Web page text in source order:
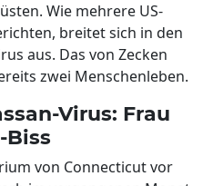
Wie mehrere US-
breitet sich in den
aus. Das von Zecken
zwei Menschenleben.
Virus: Frau
Biss
von Connecticut vor